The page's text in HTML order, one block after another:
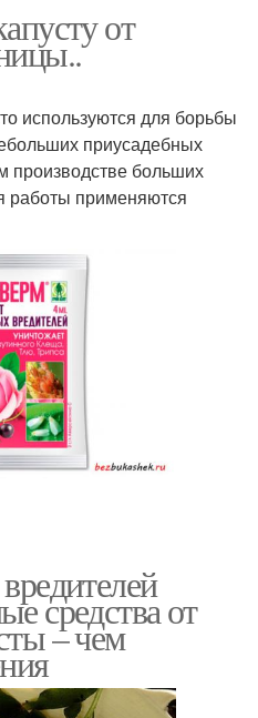
от
используются для борьбы
приусадебных
производстве больших
работы применяются
средства от
– чем